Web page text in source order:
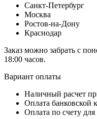
Санкт-Петербург
Москва
Ростов-на-Дону
Краснодар
Заказ можно забрать с
18:00 часов.
Вариант оплаты
Наличный расчет
Оплата банковской
Оплата по счету